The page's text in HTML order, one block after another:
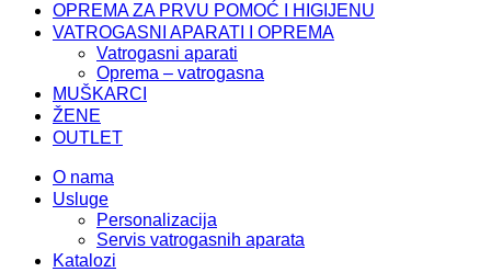
OPREMA ZA PRVU POMOĆ I HIGIJENU
VATROGASNI APARATI I OPREMA
Vatrogasni aparati
Oprema – vatrogasna
MUŠKARCI
ŽENE
OUTLET
O nama
Usluge
Personalizacija
Servis vatrogasnih aparata
Katalozi